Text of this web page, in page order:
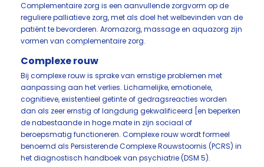
Complementaire zorg is een aanvullende zorgvorm op de
reguliere palliatieve zorg, met als doel het welbevinden van de
patiënt te bevorderen. Aromazorg, massage en aquazorg zijn
vormen van complementaire zorg.
Complexe rouw
Bij complexe rouw is sprake van ernstige problemen met
aanpassing aan het verlies. Lichamelijke, emotionele,
cognitieve, existentieel getinte of gedragsreacties worden
dan als zeer ernstig of langdurig gekwalificeerd [en beperken
de nabestaande in hoge mate in zijn sociaal of
beroepsmatig functioneren. Complexe rouw wordt formeel
benoemd als Persisterende Complexe Rouwstoornis (PCRS) in
het diagnostisch handboek van psychiatrie (DSM 5).